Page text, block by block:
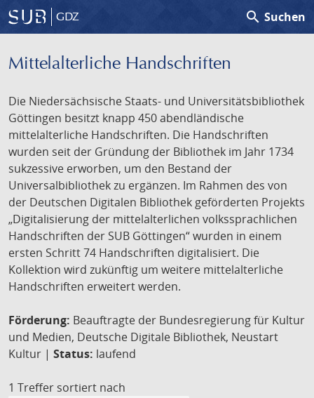
GDZ search Suchen
Mittelalterliche Handschriften
Die Niedersächsische Staats- und Universitätsbibliothek
Göttingen besitzt knapp 450 abendländische
mittelalterliche Handschriften. Die Handschriften
wurden seit der Gründung der Bibliothek im Jahr 1734
sukzessive erworben, um den Bestand der
Universalbibliothek zu ergänzen. Im Rahmen des von
der Deutschen Digitalen Bibliothek geförderten Projekts
„Digitalisierung der mittelalterlichen volkssprachlichen
Handschriften der SUB Göttingen“ wurden in einem
ersten Schritt 74 Handschriften digitalisiert. Die
Kollektion wird zukünftig um weitere mittelalterliche
Handschriften erweitert werden.
Förderung: Beauftragte der Bundesregierung für Kultur
und Medien, Deutsche Digitale Bibliothek, Neustart
Kultur | Status: laufend
1 Treffer sortiert nach